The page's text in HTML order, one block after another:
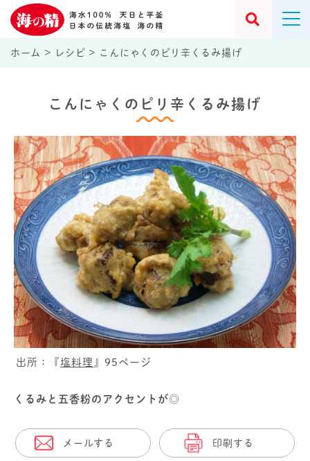
ホーム > レシピ > こんにゃくのピリ辛くるみ揚げ
こんにゃくのピリ辛くるみ揚げ
出所：『塩料理 』95ページ
くるみと五香粉のアクセントが◎
メールする 印刷する